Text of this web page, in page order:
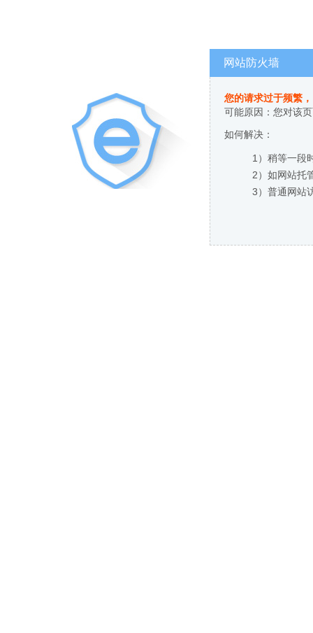
网站防火墙
您的请求过于频繁
可能原因：您对该
如何解决：
1）稍等一段
2）如网站托
3）普通网站